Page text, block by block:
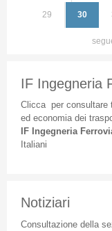
29 30
IF Ingegneria
Cliccaper consultare
ed economia dei
IF Ingegneria
Italiani
Notiziari
Consultazione della